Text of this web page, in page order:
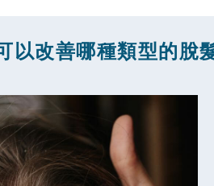
以改善哪種類型的脫